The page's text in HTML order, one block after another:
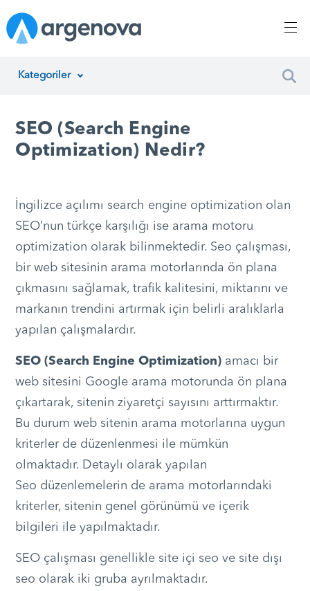
Kategoriler
Argenova
Girişimcilik
Müşteri Hizmetleri
Teknoloji
SEO (Search Engine
Optimization) Nedir?
İngilizce açılımı search engine optimization olan
SEO’nun türkçe karşılığı ise arama motoru
optimization olarak bilinmektedir. Seo çalışması,
bir web sitesinin arama motorlarında ön plana
çıkmasını sağlamak, trafik kalitesini, miktarını ve
markanın trendini artırmak için belirli aralıklarla
yapılan çalışmalardır.
SEO (Search Engine Optimization)amacı bir
web sitesini Google arama motorunda ön plana
çıkartarak, sitenin ziyaretçi sayısını arttırmaktır.
Bu durum web sitenin arama motorlarına uygun
kriterler de düzenlenmesi ile mümkün
olmaktadır. Detaylı olarak yapılan
Seo düzenlemelerin de arama motorlarındaki
kriterler, sitenin genel görünümü ve içerik
bilgileri ile yapılmaktadır.
SEO çalışması genellikle site içi seo ve site dışı
seo olarak iki gruba ayrılmaktadır.